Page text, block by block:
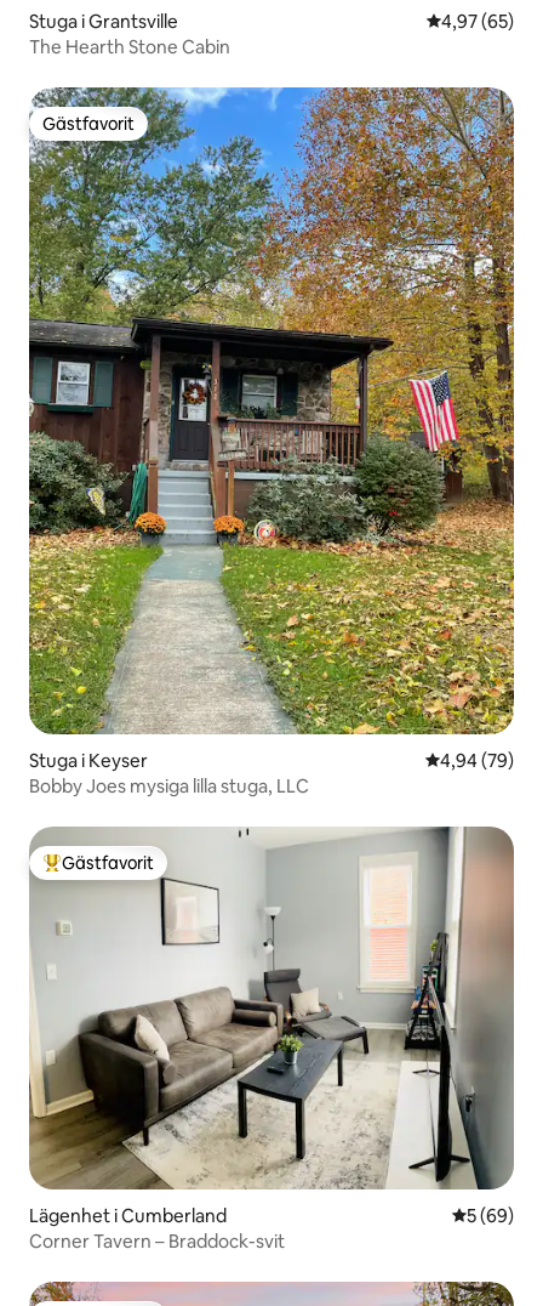
Stuga i Grantsville 4,97 av 5 i
4,97 (65)
The Hearth Stone Cabin
Gästfavorit
Gästfavorit
Stuga i Keyser 4,94 av 5 i
4,94 (79)
Bobby Joes mysiga lilla stuga, LLC
Populär gästfavorit
Gästfavorit
Lägenhet i Cumberland 5 av 5 i
5 (69)
Corner Tavern – Braddock-svit